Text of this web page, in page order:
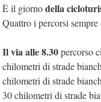
È il giornodella
Quattro i percorsi
Il via alle 8.30percorso
chilometri di strade
chilometri di strade
30 chilometri di strade